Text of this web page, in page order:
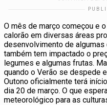
O mês de março começou e
calorão em diversas áreas
desenvolvimento de algumas
também tem impactado o
legumes e algumas frutas.
quando o Verão se despede
Outono oficialmente terá
dia 20 de março. O que
meteorológico para as